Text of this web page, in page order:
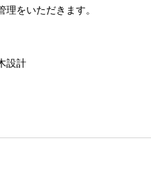
をいただきます。
設計